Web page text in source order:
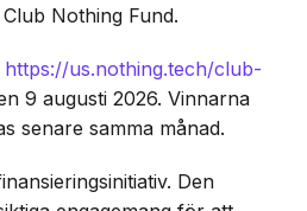
Nothing Fund.
https://us.nothing.tech/club-
9 augusti 2026. Vinnarna
senare samma månad.
Den